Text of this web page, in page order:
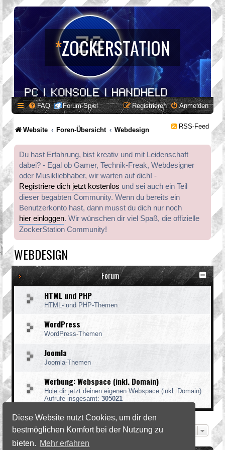
Diese Website nutzt Cookies, um dir den
bestmöglichen Komfort bei der Nutzung zu
bieten. Mehr erfahren
*ZOCKERSTATION
FAQ Forum-Spiel Anmelden
Registrieren
Website Foren-Übersicht Webdesign RSS-Feed
Du hast Erfahrung, bist kreativ und mit Leidenschaft
dabei? - Egal ob Gamer, Technik-Freak, Webdesigner
oder Musikliebhaber, wir warten auf dich! -
Registriere dich jetzt kostenlos und sei auch ein Teil
dieser begabten Community. Wenn du bereits ein
Benutzerkonto hast, dann musst du dich nur noch
hier einloggen. Wir wünschen dir viel Spaß, die offizielle
ZockerStation Community!
WEBDESIGN
Forum
HTML und PHP
HTML- und PHP-Themen
WordPress
WordPress-Themen
Joomla
Joomla-Themen
Werbung: Webspace (inkl. Domain)
Hole dir jetzt deinen eigenen Webspace (inkl. Domain).
Aufrufe insgesamt: 305021